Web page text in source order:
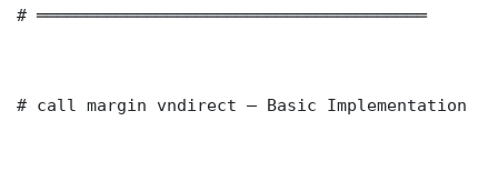
# ═══════════════════════════════════════
# call margin vndirect — Basic Implementation